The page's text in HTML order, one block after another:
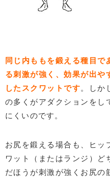
同じ内ももを鍛える種目
る刺激が強く、効果が出や
したスクワットです。しか
の多くがアダクションを
にくいのです。
お尻を鍛える場合も、ヒッ
ワット（またはランジ）ど
だほうが刺激が強くお尻の